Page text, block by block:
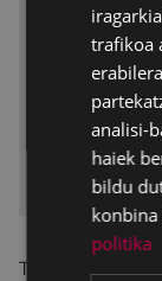
Trantsizio
trafikoa
analisi-
haiek
bildu
konbina
politika